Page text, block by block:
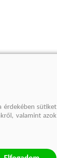
érdekében sütiket
valamint azok